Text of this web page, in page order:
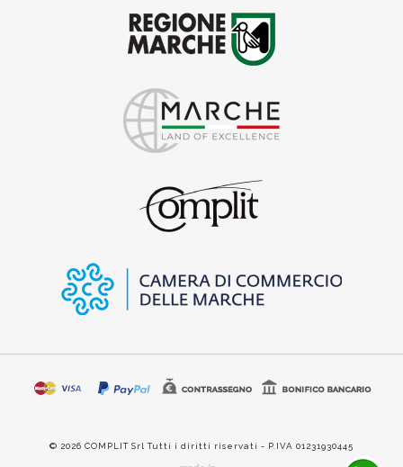
© 2026 COMPLIT Srl Tutti i diritti riservati - P.IVA 01231930445